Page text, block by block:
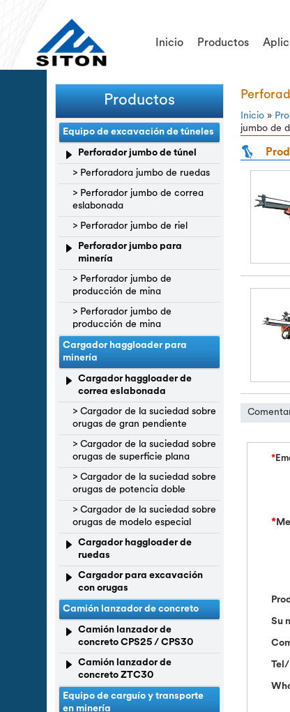
Inicio Productos
Productos
Equipo de excavación de túneles
Perforador jumbo de túnel
> Perforadora jumbo de ruedas
> Perforador jumbo de correa
eslabonada
> Perforador jumbo de riel
Perforador jumbo para
minería
> Perforador jumbo de
producción de mina
> Perforador jumbo de
producción de mina
Cargador haggloader para
minería
Cargador haggloader de
correa eslabonada
> Cargador de la suciedad sobre
orugas de gran pendiente
> Cargador de la suciedad sobre
orugas de superficie plana
> Cargador de la suciedad sobre
orugas de potencia doble
> Cargador de la suciedad sobre
orugas de modelo especial
Cargador haggloader de
ruedas
Cargador para excavación
con orugas
Camión lanzador de concreto
Camión lanzador de
concreto CPS25 / CPS30
Camión lanzador de
concreto ZTC30
Equipo de carguío y transporte
en minería
Inicio »
jumbo de
*
*
Su